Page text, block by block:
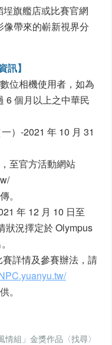
旗艦店或比賽官網
帶來的嶄新視界分
訊】
位相機使用者，如為
6 個月以上之中華民
）-2021 年 10 月 31
至官方活動網站
。
年 12 月 10 日至
狀況擇定於 Olympus
詳情及參賽辦法，請
。
組」金獎作品〈找尋〉